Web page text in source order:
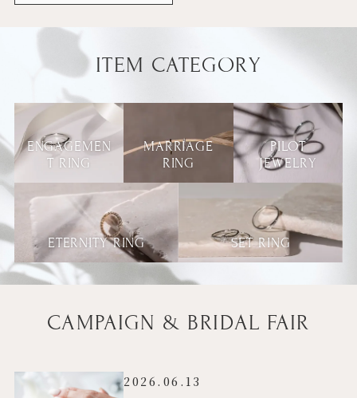
ITEM CATEGORY
ENGAGEMEN
T RING
MARRIAGE
RING
PILOT
JEWELRY
ETERNITY RING SET RING
CAMPAIGN & BRIDAL FAIR
2026.06.13